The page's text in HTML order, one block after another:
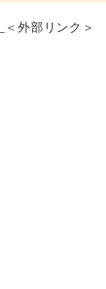
＜外部リンク＞